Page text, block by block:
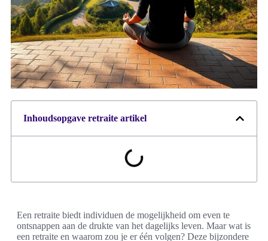
Inhoudsopgave retraite artikel
Een retraite biedt individuen de mogelijkheid om even te
ontsnappen aan de drukte van het dagelijks leven. Maar wat is
een retraite en waarom zou je er één volgen? Deze bijzondere